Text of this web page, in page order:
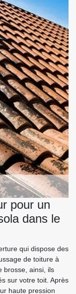
pour un
dans le
qui dispose des
de toiture à
brosse, ainsi, ils
sur votre toit. Après
haute pression